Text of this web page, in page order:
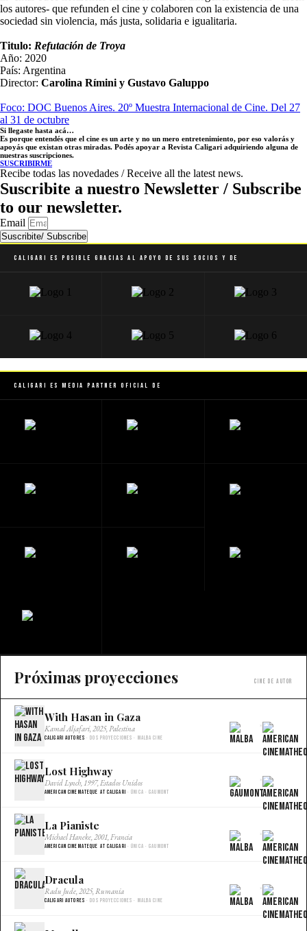
los autores- que refunden el cine y colaboren con la existencia de una
sociedad sin violencia, más justa, solidaria e igualitaria.
Titulo: Refutación de Troya
Año: 2020
País: Argentina
Director: Carolina Rímini y Gustavo Galuppo
Foco: DOC Buenos Aires. 20º Muestra Internacional de Cine. Del 27
al 31 de octubre
Si llegaste hasta acá…
Es porque entendés que el cine es un arte y no un mero entretenimiento, por eso valorás y
apoyás que existan otras miradas. Podés apoyar a Revista Caligari adquiriendo alguna de
nuestras suscripciones.
SUSCRIBIRME
Recibe todas las novedades / Receive all the latest news.
Suscribite a nuestro Newsletter / Subscribe
to our newsletter.
Email
Suscribite/ Subscribe
Caligari es posible gracias al apoyo de sus socios y de
Caligari es Media Partner Oficial de
Próximas proyecciones Cine de autor
With Hasan in Gaza
Kamal Aljafari, 2025, Palestina
Caligari Autores · Dos proyecciones · Malba Cine
×
Lost Highway
David Lynch, 1997, Estados Unidos
American Cinemateque at Caligari · Única · Gaumont
×
La Pianiste
Michael Haneke, 2001, Francia
American Cinemateque at Caligari · Única · Gaumont
×
Dracula
Radu Jude, 2025, Rumania
Caligari Autores · Dos proyecciones · Malba Cine
×